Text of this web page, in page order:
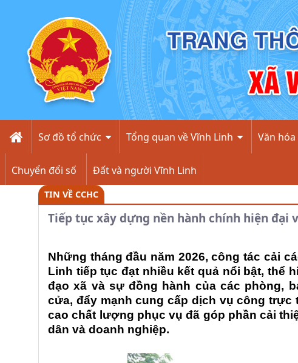
Chi tiết - Xã Vĩnh Linh
Sơ đồ tổ chức Tổng quan về Vĩnh Linh Văn hóa
Chuyển đổi số Đất và người Vĩnh Linh
TIN VỀ CCHC
Tiếp tục xây dựng nền hành chính hiện đại
Những tháng đầu năm 2026, công tác cải
Linh tiếp tục đạt nhiều kết quả nổi bật, thể
đạo xã và sự đồng hành của các phòng,
cửa, đẩy mạnh cung cấp dịch vụ công
cao chất lượng phục vụ đã góp phần cải
dân và doanh nghiệp.